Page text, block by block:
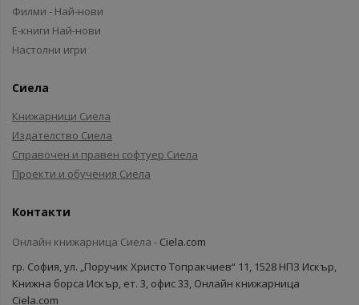
Филми - Най-нови
Е-книги Най-нови
Настолни игри
Сиела
Книжарници Сиела
Издателство Сиела
Справочен и правен софтуер Сиела
Проекти и обучения Сиела
Контакти
Онлайн книжарница Сиела - Ciela.com
гр. София, ул. „Поручик Христо Топракчиев“ 11, 1528 НПЗ Искър,
Книжна борса Искър, ет. 3, офис 33, Онлайн книжарница
Ciela.com